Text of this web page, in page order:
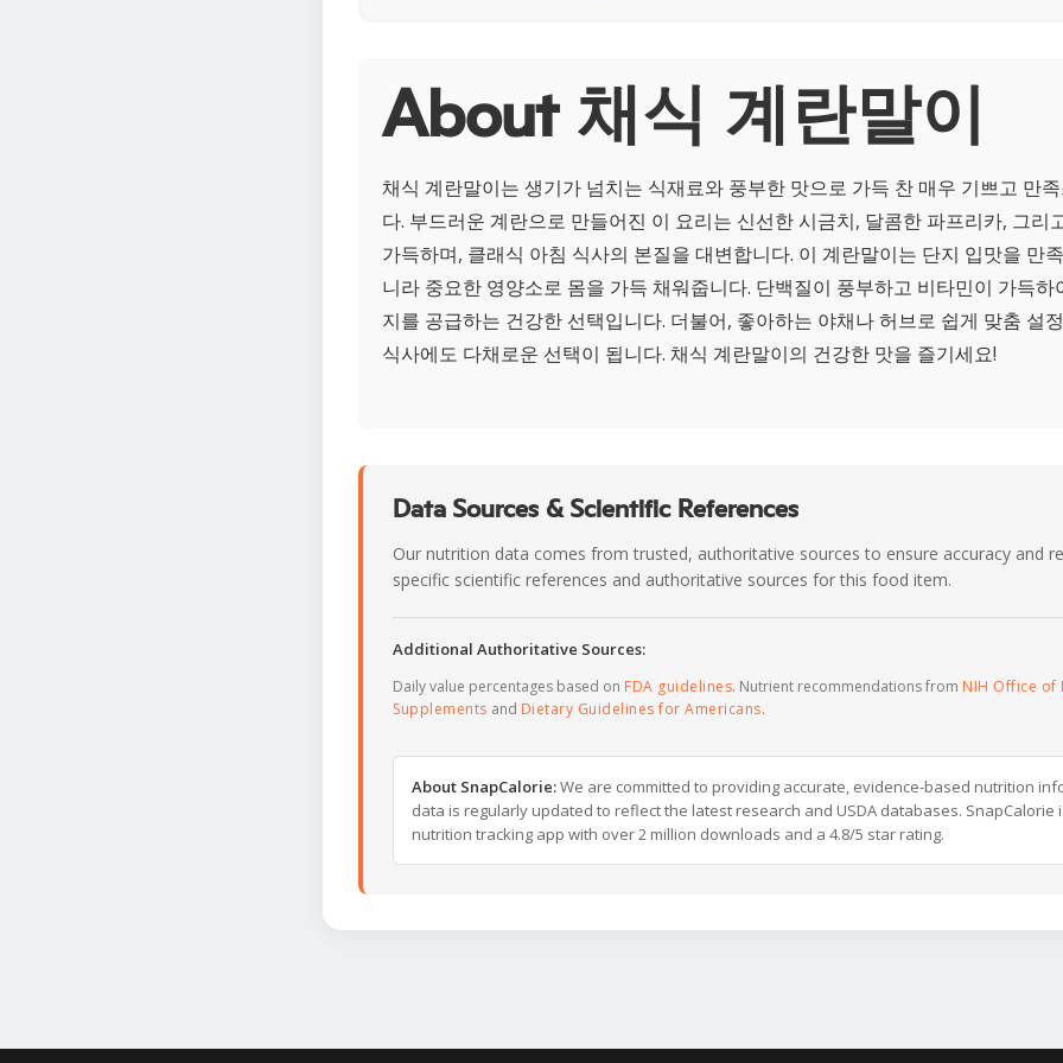
About 채식 계란말이
채식 계란말이는 생기가 넘치는 식재료와 풍부한 맛으로 가득 찬 매우 기쁘고 만
다. 부드러운 계란으로 만들어진 이 요리는 신선한 시금치, 달콤한 파프리카, 그리
가득하며, 클래식 아침 식사의 본질을 대변합니다. 이 계란말이는 단지 입맛을 만
니라 중요한 영양소로 몸을 가득 채워줍니다. 단백질이 풍부하고 비타민이 가득하
지를 공급하는 건강한 선택입니다. 더불어, 좋아하는 야채나 허브로 쉽게 맞춤 설
식사에도 다채로운 선택이 됩니다. 채식 계란말이의 건강한 맛을 즐기세요!
Data Sources & Scientific References
Our nutrition data comes from trusted, authoritative sources to ensure accuracy and
specific scientific references and authoritative sources for this food item.
Additional Authoritative Sources:
Daily value percentages based on FDA guidelines. Nutrient recommendations from NIH Office of
Supplements and Dietary Guidelines for Americans.
About SnapCalorie:We are committed to providing accurate, evidence-based nutrition
data is regularly updated to reflect the latest research and USDA databases. SnapCalorie
nutrition tracking app with over 2 million downloads and a 4.8/5 star rating.